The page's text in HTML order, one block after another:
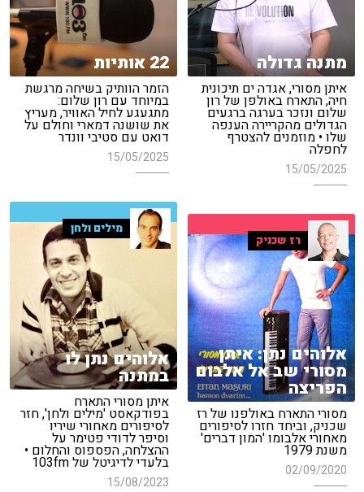
מתנה גדולה
איתן מסורי, אגדה ים תיכונית
חיה, התארח באולפן של רון
שלום ונזכר בערגה ברגעים
הגדולים מהקריירה הענפה
שלו • מוזמנים להצטרף
לחפלה
15/05/2025
22 אותיות
הזמר הוותיק בשיחה מרגשת
במיוחד עם רון שלום:
מתגעגע לחיל האוויר, מעריץ
את שושנה דמארי וחולם על
דואט עם סטיבי וונדר
15/05/2025
מילים ולחן
אלוהים נתן לו
במתנה
איתן מסורי התארח
בפודקאסט 'מילים ולחן', חזר
לסיפורים מאחורי שיריו
וסיפר לדודי פטימר על
ההצלחה, הפספוס והחלום •
בלעדי לדיגיטל של 103fm
15/08/2023
רז שכניק
אלוהים נתן: איתן
מסורי שב אל אלבום
הפריצה
מסורי התארח באולפנו של רז
שכניק, וביחד חזרו לסיפורים
מאחורי אלבומו 'המון דברים'
משנת 1979
02/09/2020